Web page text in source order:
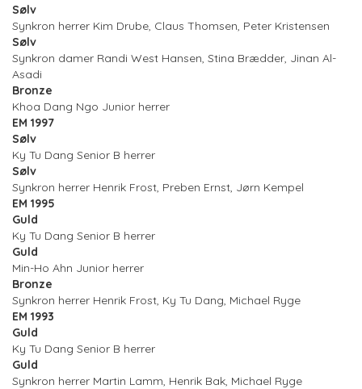
Sølv
Synkron herrer Kim Drube, Claus Thomsen, Peter Kristensen
Sølv
Synkron damer Randi West Hansen, Stina Brædder, Jinan Al-
Asadi
Bronze
Khoa Dang Ngo Junior herrer
EM 1997
Sølv
Ky Tu Dang Senior B herrer
Sølv
Synkron herrer Henrik Frost, Preben Ernst, Jørn Kempel
EM 1995
Guld
Ky Tu Dang Senior B herrer
Guld
Min-Ho Ahn Junior herrer
Bronze
Synkron herrer Henrik Frost, Ky Tu Dang, Michael Ryge
EM 1993
Guld
Ky Tu Dang Senior B herrer
Guld
Synkron herrer Martin Lamm, Henrik Bak, Michael Ryge